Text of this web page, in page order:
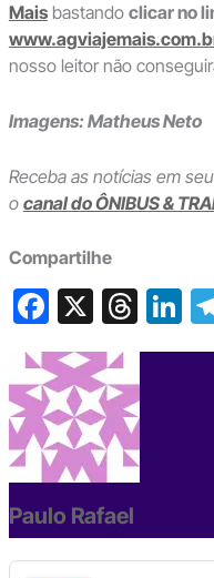
Maisbastando clicar no
nosso leitor não
Imagens: Matheus Neto
Receba as notícias em
o canal do ÔNIBUS &
Compartilhe
F
a
c
e
b
o
o
k
X T
hr
e
a
d
s
Li
n
Paulo Rafael